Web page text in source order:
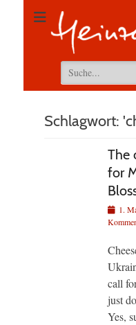
Suchen
nach:
Schlagwort:
The
for
am
1.
call
just
Yes,